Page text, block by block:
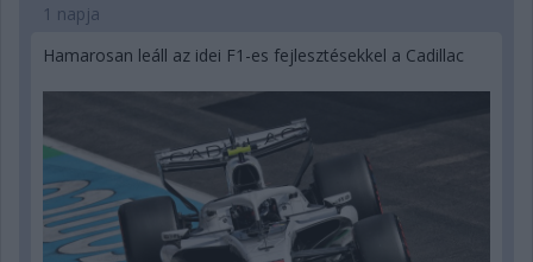
1 napja
Hamarosan leáll az idei F1-es fejlesztésekkel a Cadillac